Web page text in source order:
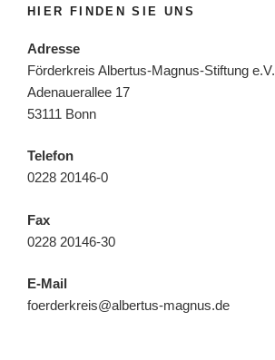
HIER FINDEN SIE UNS
Adresse
Förderkreis Albertus-Magnus-Stiftung e.V.
Adenauerallee 17
53111 Bonn
Telefon
0228 20146-0
Fax
0228 20146-30
E-Mail
foerderkreis@albertus-magnus.de